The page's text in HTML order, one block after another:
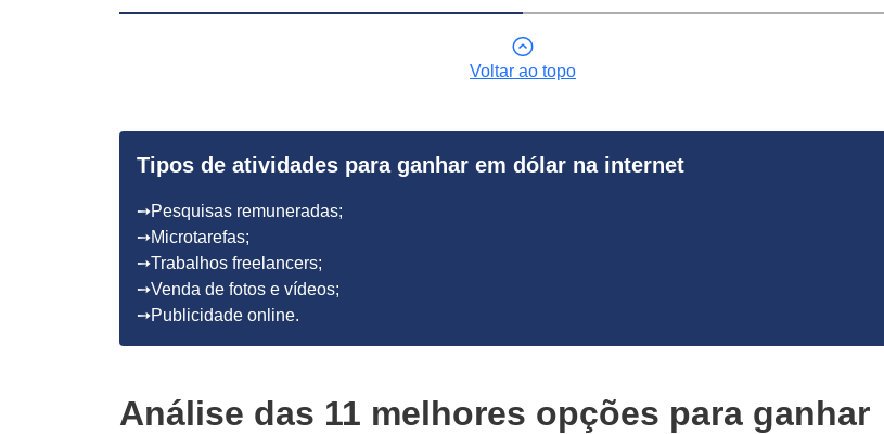
Voltar ao topo
Tipos de atividades para ganhar em dólar na internet
➙Pesquisas remuneradas;
➙Microtarefas;
➙Trabalhos freelancers;
➙Venda de fotos e vídeos;
➙Publicidade online.
Análise das 11 melhores opções para ganhar